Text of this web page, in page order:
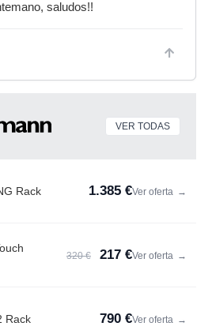
saludos!!
VER TODAS
Rack 1.385 €Ver oferta →
320 € 217 €Ver oferta →
Rack 790 €Ver oferta →